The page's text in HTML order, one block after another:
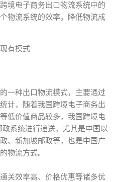
境电子商务出口物流系统中的
物流系统的效率，降低物流成
有模式
一种出口物流模式，主要通过
计，随着我国跨境电子商务出
低价值商品较多，我国跨境电
系统进行递送，尤其是中国以
、新加坡邮政等，也是中国广
物流方式。
关效率高、价格优惠等诸多优